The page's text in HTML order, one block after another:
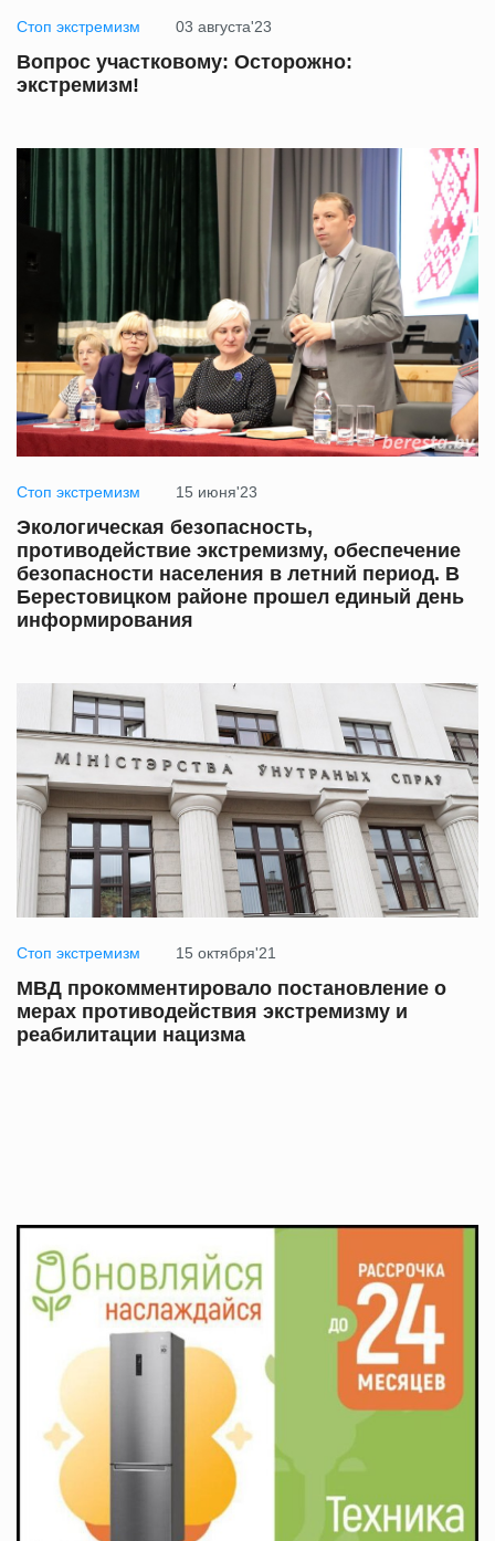
Стоп экстремизм 03 августа'23
Вопрос участковому: Осторожно:
экстремизм!
Стоп экстремизм 15 июня'23
Экологическая безопасность,
противодействие экстремизму, обеспечение
безопасности населения в летний период. В
Берестовицком районе прошел единый день
информирования
Стоп экстремизм 15 октября'21
МВД прокомментировало постановление о
мерах противодействия экстремизму и
реабилитации нацизма